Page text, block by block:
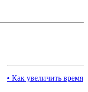
• Как увеличить время